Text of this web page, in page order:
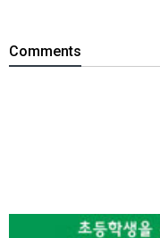
Comments